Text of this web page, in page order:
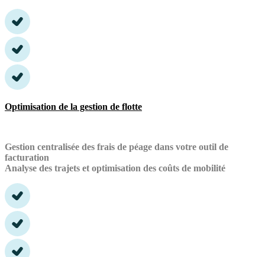
Optimisation de la gestion de flotte
Gestion centralisée des frais de péage dans votre outil de
facturation
Analyse des trajets et optimisation des coûts de mobilité